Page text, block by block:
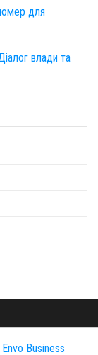
для
влади та
Envo Business